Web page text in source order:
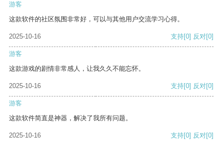
游客
这款软件的社区氛围非常好，可以与其他用户交流学习心得。
2025-10-16 支持[0] 反对[0]
游客
这款游戏的剧情非常感人，让我久久不能忘怀。
2025-10-16 支持[0] 反对[0]
游客
这款软件简直是神器，解决了我所有问题。
2025-10-16 支持[0] 反对[0]